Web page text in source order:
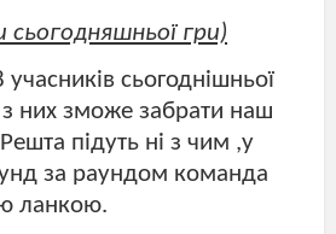
сьогодняшньої гри)
учасників сьогоднішньої
них зможе забрати наш
підуть ні з чим ,у
за раундом команда
ланкою.